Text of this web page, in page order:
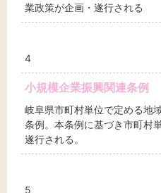
業政策が企画・遂行される
4
小規模企業振興関連条例
岐阜県市町村単位で定める地
条例。本条例に基づき市町村
遂行される。
5